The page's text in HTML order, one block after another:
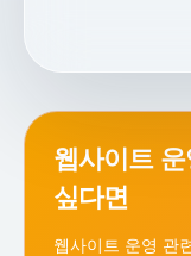
웹사이트
싶다면
웹사이트 운영 관